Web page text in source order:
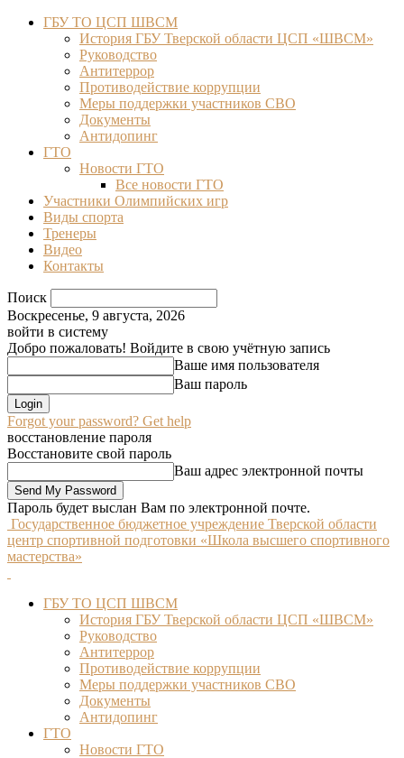
ГБУ ТО ЦСП ШВСМ
История ГБУ Тверской области ЦСП «ШВСМ»
Руководство
Антитеррор
Противодействие коррупции
Меры поддержки участников СВО
Документы
Антидопинг
ГТО
Новости ГТО
Все новости ГТО
Участники Олимпийских игр
Виды спорта
Тренеры
Видео
Контакты
Поиск
Воскресенье, 9 августа, 2026
войти в систему
Добро пожаловать! Войдите в свою учётную запись
Ваше имя пользователя
Ваш пароль
Forgot your password? Get help
восстановление пароля
Восстановите свой пароль
Ваш адрес электронной почты
Пароль будет выслан Вам по электронной почте.
Государственное бюджетное учреждение Тверской области
центр спортивной подготовки «Школа высшего спортивного
мастерства»
ГБУ ТО ЦСП ШВСМ
История ГБУ Тверской области ЦСП «ШВСМ»
Руководство
Антитеррор
Противодействие коррупции
Меры поддержки участников СВО
Документы
Антидопинг
ГТО
Новости ГТО